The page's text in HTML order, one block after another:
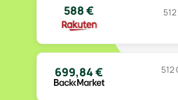
588€
699,84€ 512